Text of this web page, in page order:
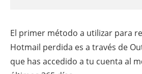
El primer método a utilizar para
Hotmail perdida es a través de
que has accedido a tu cuenta al